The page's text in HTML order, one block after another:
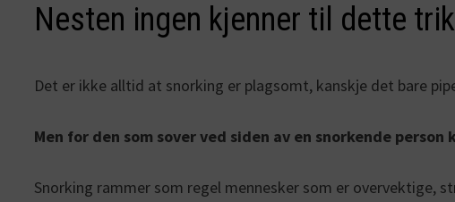
Nesten ingen kjenner til dette
Det er ikke alltid at snorking er plagsomt, kanskje det bare
Men for den som sover ved siden av en snorkende
Snorking rammer som regel mennesker som er overvektige,